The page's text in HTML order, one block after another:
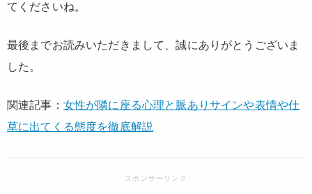
てくださいね。
最後までお読みいただきまして、誠にありがとうございま
した。
関連記事： 女性が隣に座る心理と脈ありサインや表情や仕
草に出てくる態度を徹底解説